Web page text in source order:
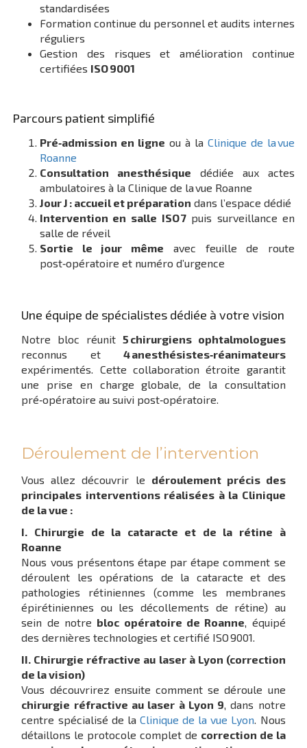
standardisées
Formation continue du personnel et audits internes
réguliers
Gestion des risques et amélioration continue
certifiées ISO 9001
Parcours patient simplifié
Pré‑admission en ligne ou à laClinique de la vue
Roanne
Consultation anesthésique dédiée aux actes
ambulatoires à la Clinique de la vue Roanne
Jour J : accueil et préparation dans l’espace dédié
Intervention en salle ISO 7puis surveillance en
salle de réveil
Sortie le jour même avec feuille de route
post‑opératoire et numéro d’urgence
Une équipe de spécialistes dédiée à votre vision
Notre bloc réunit 5 chirurgiens ophtalmologues
reconnus et 4 anesthésistes‑réanimateurs
expérimentés. Cette collaboration étroite garantit
une prise en charge globale, de la consultation
pré‑opératoire au suivi post‑opératoire.
Déroulement de l’intervention
Vous allez découvrir le déroulement précis des
principales interventions réalisées à la Clinique
de la vue :
I. Chirurgie de la cataracte et de la rétine à
Roanne
Nous vous présentons étape par étape comment se
déroulent les opérations de la cataracte et des
pathologies rétiniennes (comme les membranes
épirétiniennes ou les décollements de rétine) au
sein de notre bloc opératoire de Roanne , équipé
des dernières technologies et certifié ISO 9001.
II. Chirurgie réfractive au laser à Lyon (correction
de la vision)
Vous découvrirez ensuite comment se déroule une
chirurgie réfractive au laser à Lyon 9 , dans notre
centre spécialisé de la Clinique de la vue Lyon . Nous
détaillons le protocole complet de correction de la